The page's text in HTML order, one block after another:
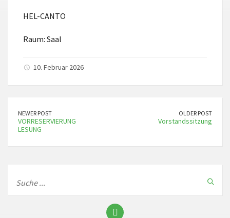
HEL-CANTO
Raum: Saal
10. Februar 2026
NEWER POST
VORRESERVIERUNG
LESUNG
OLDER POST
Vorstandssitzung